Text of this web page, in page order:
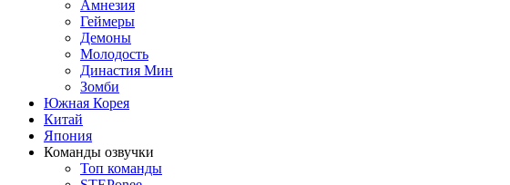
Амнезия
Геймеры
Демоны
Молодость
Династия Мин
Зомби
Южная Корея
Китай
Япония
Команды озвучки
Топ команды